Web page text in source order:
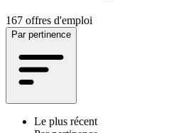
167 offres d'emploi
Par pertinence
Le plus récent